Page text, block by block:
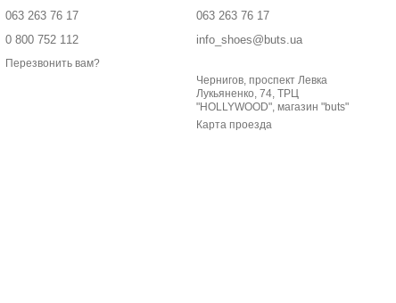
063 263 76 17
0 800 752 112
Перезвонить вам?
063 263 76 17
info_shoes@buts.ua
Чернигов, проспект Левка
Лукьяненко, 74, ТРЦ
"HOLLYWOOD", магазин "buts"
Карта проезда